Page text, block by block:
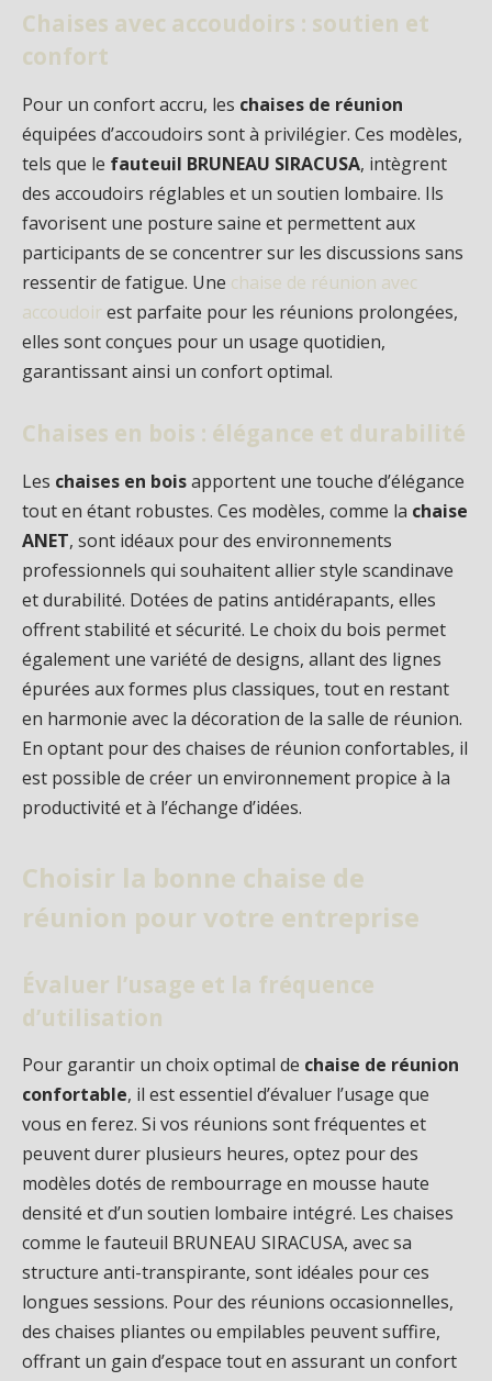
Chaises avec accoudoirs : soutien et
confort
Pour un confort accru, les chaises de réunion
équipées d’accoudoirs sont à privilégier. Ces modèles,
tels que le fauteuil BRUNEAU SIRACUSA, intègrent
des accoudoirs réglables et un soutien lombaire. Ils
favorisent une posture saine et permettent aux
participants de se concentrer sur les discussions sans
ressentir de fatigue. Une chaise de réunion avec
accoudoir est parfaite pour les réunions prolongées,
elles sont conçues pour un usage quotidien,
garantissant ainsi un confort optimal.
Chaises en bois : élégance et durabilité
Les chaises en boisapportent une touche d’élégance
tout en étant robustes. Ces modèles, comme la chaise
ANET, sont idéaux pour des environnements
professionnels qui souhaitent allier style scandinave
et durabilité. Dotées de patins antidérapants, elles
offrent stabilité et sécurité. Le choix du bois permet
également une variété de designs, allant des lignes
épurées aux formes plus classiques, tout en restant
en harmonie avec la décoration de la salle de réunion.
En optant pour des chaises de réunion confortables, il
est possible de créer un environnement propice à la
productivité et à l’échange d’idées.
Choisir la bonne chaise de
réunion pour votre entreprise
Évaluer l’usage et la fréquence
d’utilisation
Pour garantir un choix optimal de chaise de réunion
confortable, il est essentiel d’évaluer l’usage que
vous en ferez. Si vos réunions sont fréquentes et
peuvent durer plusieurs heures, optez pour des
modèles dotés de rembourrage en mousse haute
densité et d’un soutien lombaire intégré. Les chaises
comme le fauteuil BRUNEAU SIRACUSA, avec sa
structure anti-transpirante, sont idéales pour ces
longues sessions. Pour des réunions occasionnelles,
des chaises pliantes ou empilables peuvent suffire,
offrant un gain d’espace tout en assurant un confort